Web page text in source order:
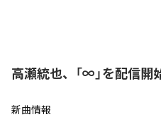
高瀬統也、「∞」を配信開
新曲情報